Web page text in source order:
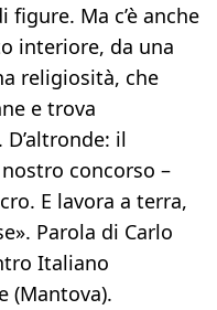
Ma c’è anche
interiore, da una
religiosità, che
e trova
il
concorso –
E lavora a terra,
Parola di Carlo
Italiano
(Mantova).